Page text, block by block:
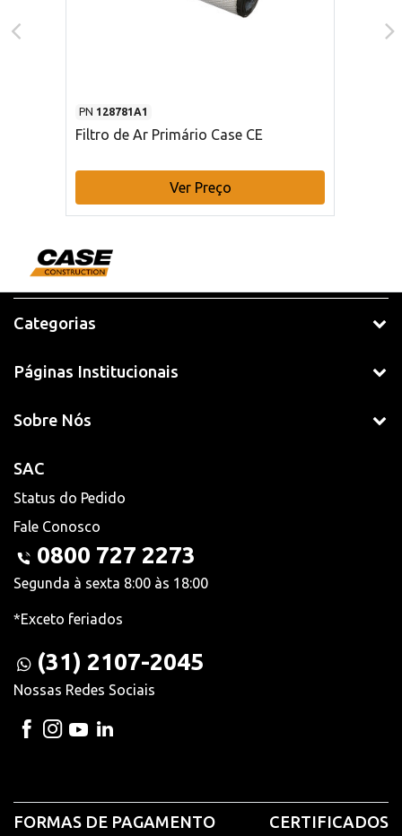
PN 128781A1
Filtro de Ar Primário Case CE
Ver Preço
Categorias
Páginas Institucionais
Sobre Nós
SAC
Status do Pedido
Fale Conosco
0800 727 2273
Segunda à sexta 8:00 às 18:00
*Exceto feriados
(31) 2107-2045
Nossas Redes Sociais
FORMAS DE PAGAMENTO CERTIFICADOS